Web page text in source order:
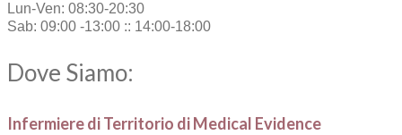
Lun-Ven: 08:30-20:30
Sab: 09:00 -13:00 :: 14:00-18:00
Dove Siamo:
Infermiere di Territorio di Medical Evidence